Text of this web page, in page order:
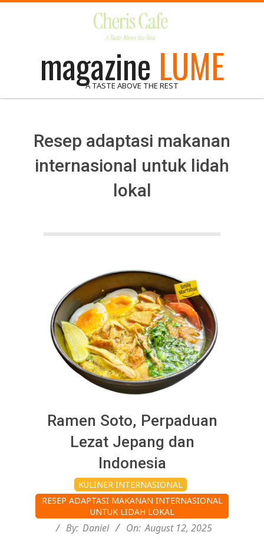
magazine LUME
A TASTE ABOVE THE REST
Resep adaptasi makanan
internasional untuk lidah
lokal
Ramen Soto, Perpaduan
Lezat Jepang dan
Indonesia
08-
KULINER INTERNASIONAL
RESEP ADAPTASI MAKANAN INTERNASIONAL
UNTUK LIDAH LOKAL
By: Daniel On: August 12, 2025